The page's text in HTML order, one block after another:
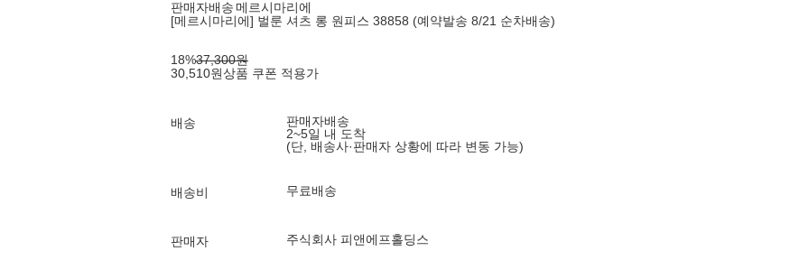
판매자배송메르시마리에
[메르시마리에] 벌룬 셔츠 롱 원피스 38858 (예약발송 8/21 순차배송)
18%37,300원
30,510원상품 쿠폰 적용가
배송
판매자배송
2~5일 내 도착
(단, 배송사·판매자 상황에 따라 변동 가능)
배송비 무료배송
판매자 주식회사 피앤에프홀딩스